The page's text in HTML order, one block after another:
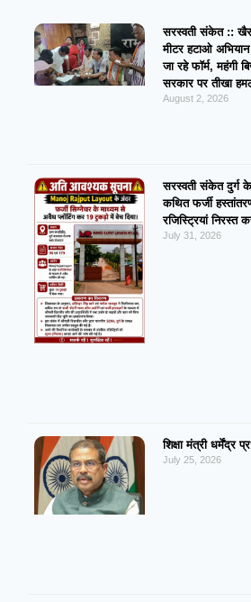
सरस्वती संकेत ::
मीटर हटाओ
जा रहे फॉर्म, महंगी
सरकार पर तीखा
August 2, 2026
सरस्वती संकेत दुर्ग
कथित फर्जी
रजिस्ट्रियां निरस्त
July 31, 2026
शिक्षा मंत्री धर्मेंद्र
July 25, 2026